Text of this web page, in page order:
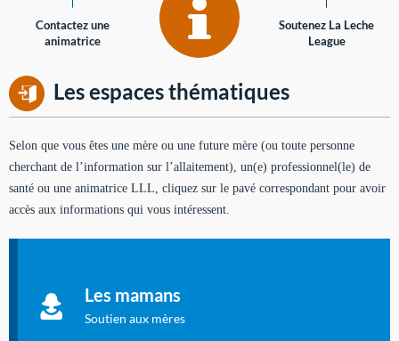
Contactez une
animatrice
Soutenez La Leche
League
Les espaces thématiques
Selon que vous êtes une mère ou une future mère (ou toute personne
cherchant de l’information sur l’allaitement), un(e) professionnel(le) de
santé ou une animatrice LLL, cliquez sur le pavé correspondant pour avoir
accès aux informations qui vous intéressent.
Les mamans
Soutien aux mères
à allaiter et vous informer : toutes les rubriques qui
concernent l'allaitement.